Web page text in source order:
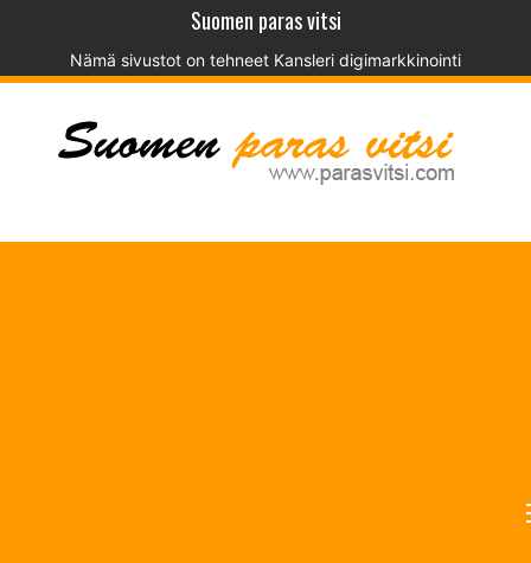
Suomen paras vitsi
Nämä sivustot on tehneet Kansleri digimarkkinointi